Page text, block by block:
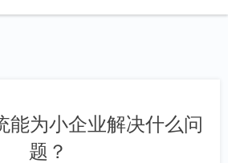
能为小企业解决什么问
题？